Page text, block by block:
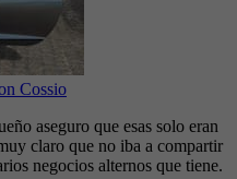
Cossio
aseguro que esas solo eran
claro que no iba a compartir
negocios alternos que tiene.